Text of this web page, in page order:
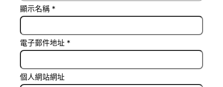
顯示名稱 *
電子郵件地址 *
個人網站網址